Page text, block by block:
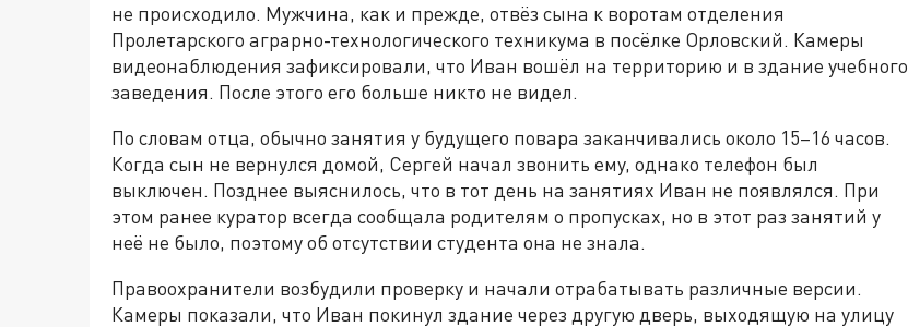
не происходило. Мужчина, как и прежде, отвёз сына к воротам отделения
Пролетарского аграрно-технологического техникума в посёлке Орловский. Камеры
видеонаблюдения зафиксировали, что Иван вошёл на территорию и в здание учебного
заведения. После этого его больше никто не видел.
По словам отца, обычно занятия у будущего повара заканчивались около 15–16 часов.
Когда сын не вернулся домой, Сергей начал звонить ему, однако телефон был
выключен. Позднее выяснилось, что в тот день на занятиях Иван не появлялся. При
этом ранее куратор всегда сообщала родителям о пропусках, но в этот раз занятий у
неё не было, поэтому об отсутствии студента она не знала.
Правоохранители возбудили проверку и начали отрабатывать различные версии.
Камеры показали, что Иван покинул здание через другую дверь, выходящую на улицу